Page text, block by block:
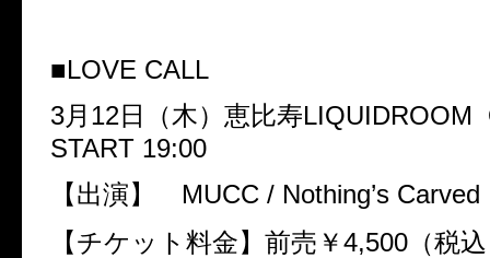
■LOVE CALL
3月 12日（木）恵比寿LIQUIDROOM
START 19:00
【出演】 MUCC / Nothing’s
【チケット料金】前売￥4,500 （税